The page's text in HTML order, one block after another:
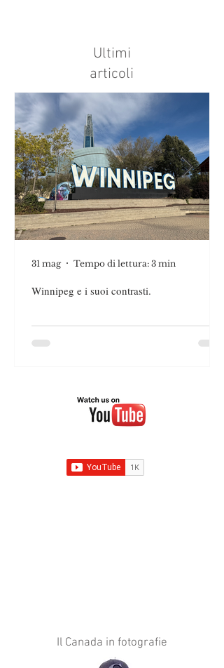
Ultimi
articoli
Winnipeg e i suoi contrasti.
31 mag Tempo di lettura: 3 min
Il Canada in fotografie